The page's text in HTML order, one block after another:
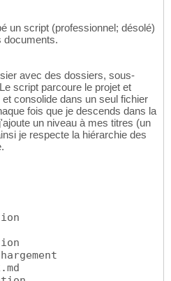
un script (professionnel; désolé)
documents.
avec des dossiers, sous-
script parcoure le projet et
consolide dans un seul fichier
fois que je descends dans la
un niveau à mes titres (un
je respecte la hiérarchie des